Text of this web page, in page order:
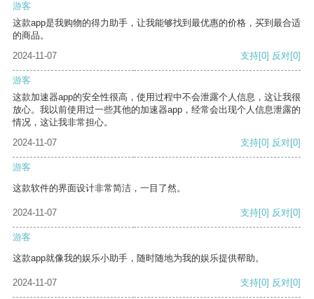
游客
这款app是我购物的得力助手，让我能够找到最优惠的价格，买到最合适
的商品。
2024-11-07
支持[0] 反对[0]
游客
这款加速器app的安全性很高，使用过程中不会泄露个人信息，这让我很
放心。我以前使用过一些其他的加速器app，经常会出现个人信息泄露的
情况，这让我非常担心。
2024-11-07
支持[0] 反对[0]
游客
这款软件的界面设计非常简洁，一目了然。
2024-11-07 支持[0] 反对[0]
游客
这款app就像我的娱乐小助手，随时随地为我的娱乐提供帮助。
2024-11-07 支持[0] 反对[0]